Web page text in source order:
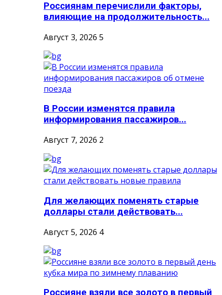
Россиянам перечислили факторы,
влияющие на продолжительность...
Август 3, 2026 5
В России изменятся правила
информирования пассажиров...
Август 7, 2026 2
Для желающих поменять старые
доллары стали действовать...
Август 5, 2026 4
Россияне взяли все золото в первый